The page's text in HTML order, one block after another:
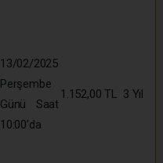
13/02/2025
Perşembe
Günü Saat
10:00’da
1.152,00 TL 3 Yıl